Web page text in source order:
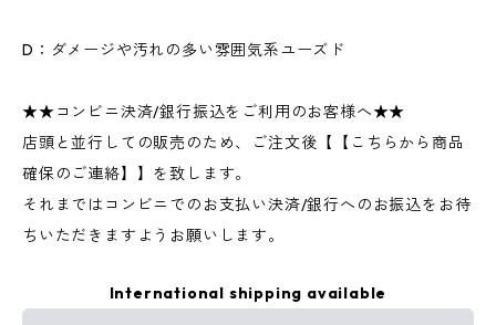
D：ダメージや汚れの多い雰囲気系ユーズド
★★コンビニ決済/銀行振込をご利用のお客様へ★★
店頭と並行しての販売のため、ご注文後【【こちらから商品
確保のご連絡】】を致します。
それまではコンビニでのお支払い決済/銀行へのお振込をお待
ちいただきますようお願いします。
International shipping available